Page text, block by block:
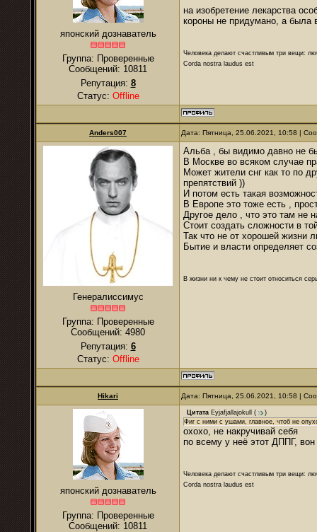
японский дознаватель
Группа: Проверенные
Сообщений: 10811
Репутация: 8
Статус: Offline
на изобретение лекарства
короны не придумано, а была
Человека делают счастливым три вещи:
Corda nostra laudus est
Anders007 Дата: Пятница, 25.06.2021, 10:58 |
Генералиссимус
Группа: Проверенные
Сообщений: 4980
Репутация: 6
Статус: Offline
Альба , бы видимо давно не
В Москве во всяком случае
Может жители снг как то по
препятствий ))
И потом есть такая
В Европе это тоже есть ,
Другое дело , что это там не
Стоит создать сложности в
Так что не от хорошей жизни
Бытие и власти определяет
В жизни ни к чему не стоит относиться
Hikari Дата: Пятница, 25.06.2021, 10:58 |
японский дознаватель
Группа: Проверенные
Сообщений: 10811
Цитата Eyjafjallajokull (
)
Фиг с ними с ушами, главное, чтоб не
охохо, не накручивай себя
по всему у неё этот ДППГ,
Человека делают счастливым три вещи:
Corda nostra laudus est